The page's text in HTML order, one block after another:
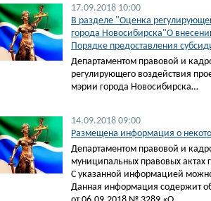
17.09.2018 10:00
В разделе "Оценка
города Новосибирска"О
Порядке предоставления
Департаментом правовой и
регулирующего воздействия
мэрии города Новосибирска…
14.09.2018 09:00
Размещена информация о
Департаментом правовой и
муниципальных правовых актах
С указанной информацией
Данная информация содержит